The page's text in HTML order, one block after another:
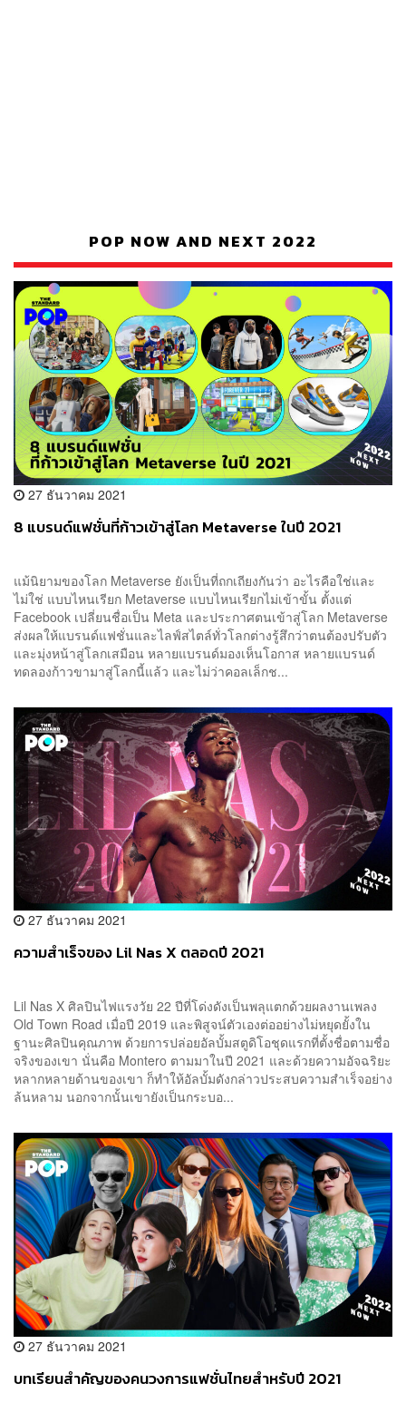
POP NOW AND NEXT 2022
27 ธันวาคม 2021
8 แบรนด์แฟชั่นที่ก้าวเข้าสู่โลก Metaverse ในปี 2021
แม้นิยามของโลก Metaverse ยังเป็นที่ถกเถียงกันว่า อะไรคือใช่และ
ไม่ใช่ แบบไหนเรียก Metaverse แบบไหนเรียกไม่เข้าขั้น ตั้งแต่
Facebook เปลี่ยนชื่อเป็น Meta และประกาศตนเข้าสู่โลก Metaverse
ส่งผลให้แบรนด์แฟชั่นและไลฟ์สไตล์ทั่วโลกต่างรู้สึกว่าตนต้องปรับตัว
และมุ่งหน้าสู่โลกเสมือน หลายแบรนด์มองเห็นโอกาส หลายแบรนด์
ทดลองก้าวขามาสู่โลกนี้แล้ว และไม่ว่าคอลเล็กช...
27 ธันวาคม 2021
ความสำเร็จของ Lil Nas X ตลอดปี 2021
Lil Nas X ศิลปินไฟแรงวัย 22 ปีที่โด่งดังเป็นพลุแตกด้วยผลงานเพลง
Old Town Road เมื่อปี 2019 และพิสูจน์ตัวเองต่ออย่างไม่หยุดยั้งใน
ฐานะศิลปินคุณภาพ ด้วยการปล่อยอัลบั้มสตูดิโอชุดแรกที่ตั้งชื่อตามชื่อ
จริงของเขา นั่นคือ Montero ตามมาในปี 2021 และด้วยความอัจฉริยะ
หลากหลายด้านของเขา ก็ทำให้อัลบั้มดังกล่าวประสบความสำเร็จอย่าง
ล้นหลาม นอกจากนั้นเขายังเป็นกระบอ...
27 ธันวาคม 2021
บทเรียนสำคัญของคนวงการแฟชั่นไทยสำหรับปี 2021